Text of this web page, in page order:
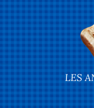
LES